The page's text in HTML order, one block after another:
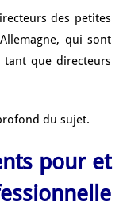
des petites
qui sont
tant que directeurs
du sujet.
pour et